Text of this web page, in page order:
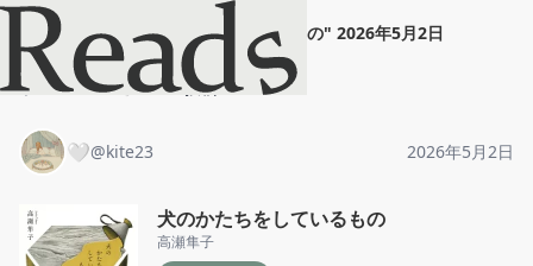
🤍" 犬のかたちをしているもの" 2026年5月2日
ホーム 🤍 投稿
🤍@kite23 2026年5月2日
犬のかたちをしているもの
高瀬隼子